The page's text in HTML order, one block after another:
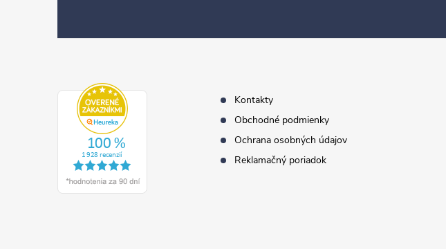
Kontakty
Obchodné podmienky
Ochrana osobných údajov
Reklamačný poriadok